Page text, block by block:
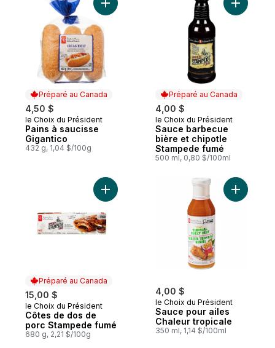
Préparé au Canada
4,50 $
Préparé au Canada
le Choix du Président
Pains à saucisse
Gigantico
432 g, 1,04 $/100g
Ajouter Pains à saucisse Gigantico au
Préparé au Canada
4,00 $
Préparé au Canada
le Choix du Président
Sauce barbecue
bière et chipotle
Stampede fumé
500 ml, 0,80 $/100ml
Ajouter
Préparé au Canada
15,00 $
Préparé au Canada
le Choix du Président
Côtes de dos de
porc Stampede fumé
680 g, 2,21 $/100g
Ajouter Côtes de dos de porc Stampede
4,00 $
le Choix du Président
Sauce pour ailes
Chaleur tropicale
350 ml, 1,14 $/100ml
Ajouter